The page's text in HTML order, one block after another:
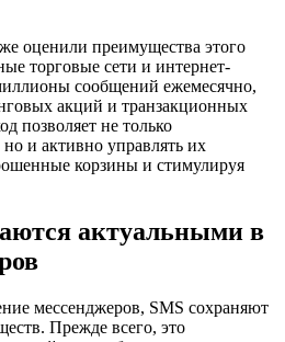
оценили преимущества этого
торговые сети и интернет-
сообщений ежемесячно,
акций и транзакционных
позволяет не только
и активно управлять их
корзины и стимулируя
актуальными в
мессенджеров, SMS сохраняют
Прежде всего, это